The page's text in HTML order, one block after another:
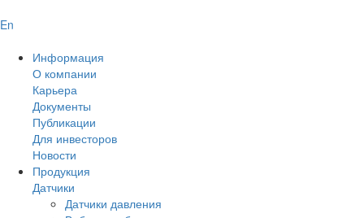
En
Информация
О компании
Карьера
Документы
Публикации
Для инвесторов
Новости
Продукция
Датчики
Датчики давления